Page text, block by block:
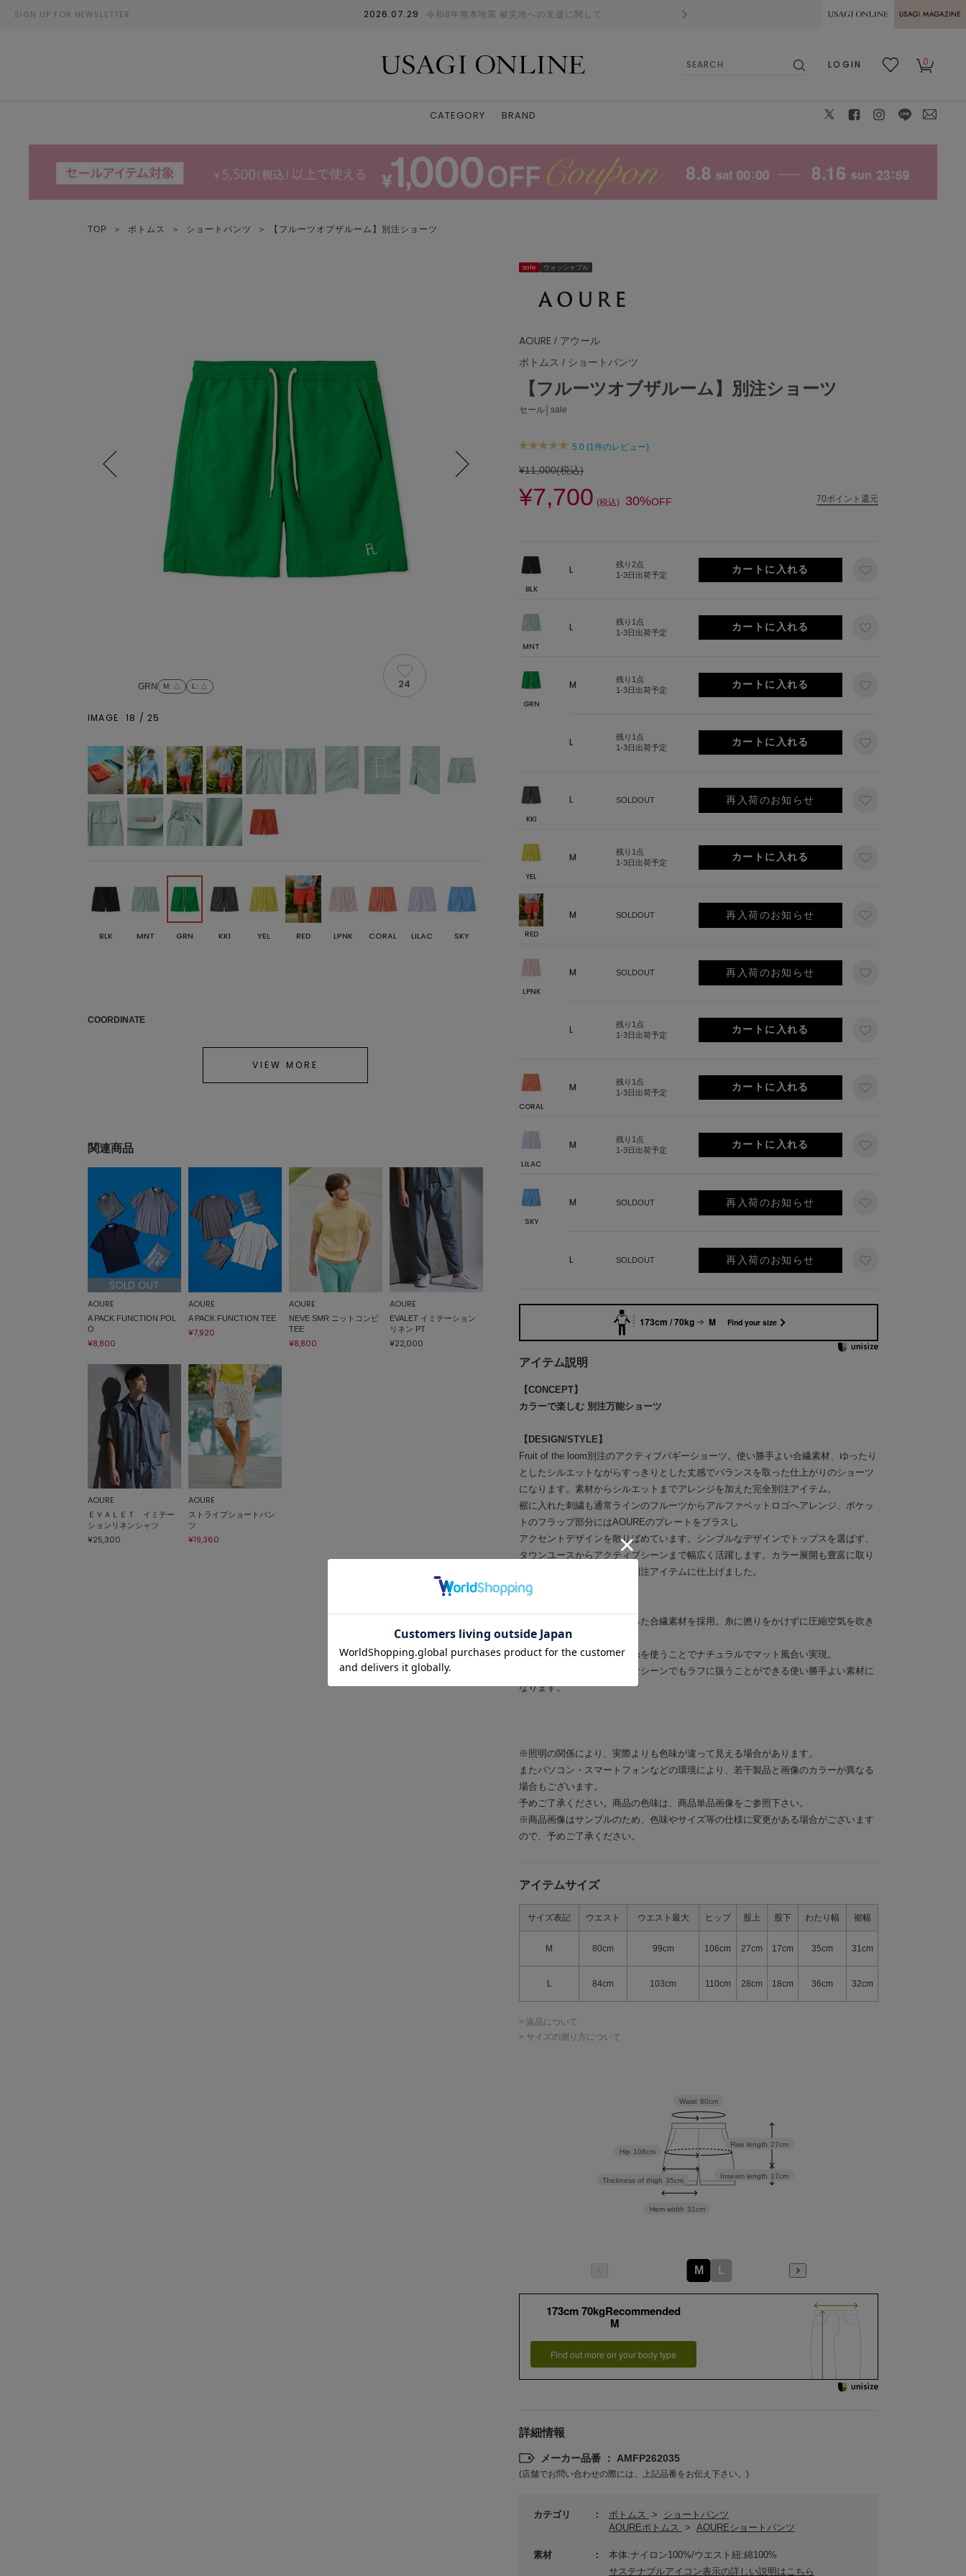
SIGN UP FOR NEWSLETTER 2026.07.29 令和8年熊本地震 被災地への支援に関して 熊本県熊本地方を震源とする地震の影響に
MAGAZINE
LOGIN
0
CATEGORY BRAND
TOP ＞ ボトムス ＞ ショートパンツ ＞ 【フルーツオブザルーム】別注ショーツ
sale ウォッシャブル
AOURE / アウール
ボトムス / ショートパンツ
【フルーツオブザルーム】別注ショーツ
セール│sale
5.0 (1件のレビュー)
¥11,000(税込)
¥7,700 (税込) 30%OFF 70ポイント還元
BLK
L
残り2点
1-3日出荷予定
MNT
L
残り1点
1-3日出荷予定
GRN
M
残り1点
1-3日出荷予定
L
残り1点
1-3日出荷予定
KKI
L SOLDOUT 再入荷のお知らせ
YEL
M
残り1点
1-3日出荷予定
RED
M SOLDOUT 再入荷のお知らせ
LPNK
M SOLDOUT 再入荷のお知らせ
L
残り1点
1-3日出荷予定
CORAL
M
残り1点
1-3日出荷予定
LILAC
M
残り1点
1-3日出荷予定
SKY
M SOLDOUT 再入荷のお知らせ
L SOLDOUT 再入荷のお知らせ
173cm / 70kg M Find your size
アイテム説明
【CONCEPT】
カラーで楽しむ 別注万能ショーツ
【DESIGN/STYLE】
Fruit of the loom別注のアクティブバギーショーツ。使い勝手よい合繊素材、ゆったり
としたシルエットながらすっきりとした丈感でバランスを取った仕上がりのショーツ
になります。素材からシルエットまでアレンジを加えた完全別注アイテム。
裾に入れた刺繍も通常ラインのフルーツからアルファベットロゴへアレンジ、ポケッ
トのフラップ部分にはAOUREのプレートをプラスし
アクセントデザインを散りばめています。シンブルなデザインでトップスを選ばず、
タウンユースからアクティブシーンまで幅広く活躍します。カラー展開も豊富に取り
揃え、カラーでも楽しめる別注アイテムに仕上げました。
天然繊維のような表情をもった合繊素材を採用。糸に撚りをかけずに圧縮空気を吹き
付けて
かさ高性を高めたタスラン糸を使うことでナチュラルでマット風合い実現。
撥水機能をもつことでどんなシーンでもラフに扱うことができる使い勝手よい素材に
なります。
※照明の関係により、実際よりも色味が違って見える場合があります。
またパソコン・スマートフォンなどの環境により、若干製品と画像のカラーが異なる
場合もございます。
予めご了承ください。商品の色味は、商品単品画像をご参照下さい。
※商品画像はサンプルのため、色味やサイズ等の仕様に変更がある場合がございます
ので、予めご了承ください。
アイテムサイズ
サイズ表記 ウエスト ウエスト最大 ヒップ 股上 股下 わたり幅 裾幅
M 80cm 99cm 106cm 27cm 17cm 35cm 31cm
L 84cm 103cm 110cm 28cm 18cm 36cm 32cm
> 返品について
> サイズの測り方について
Rise length 27cm
Inseam length 17cm
Hem width 31cm
Thickness of thigh 35cm
Hip 106cm
Waist 80cm
M L
173cm 70kgRecommended
M
Find out more on your body type
詳細情報
メーカー品番 ： AMFP262035
(店舗でお問い合わせの際には、上記品番をお伝え下さい。)
カテゴリ ボトムス >
ショートパンツ
AOUREボトムス
> AOUREショートパンツ
素材
本体:ナイロン100%/ウエスト紐:綿100%
サステナブルアイコン表示の詳しい説明はこちら
GRN M: △ L : △ 24
IMAGE 18 / 25
BLK MNT GRN KKI YEL RED LPNK CORAL LILAC SKY
COORDINATE
VIEW MORE
関連商品
SOLD OUT
AOURE
A PACK FUNCTION POL
O
¥8,800
AOURE
A PACK FUNCTION TEE
¥7,920
AOURE
NEVE SMR ニットコンビ
TEE
¥8,800
AOURE
EVALET イミテーション
リネン PT
¥22,000
AOURE
ＥＶＡＬＥＴ イミテー
ションリネンシャツ
¥25,300
AOURE
ストライプショートパン
ツ
¥19,360